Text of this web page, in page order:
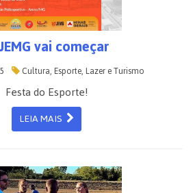
vai começar
Cultura, Esporte, Lazer e Turismo
Festa do Esporte!
LEIA MAIS